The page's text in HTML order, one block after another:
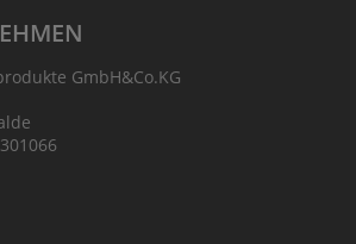
GmbH&Co.KG